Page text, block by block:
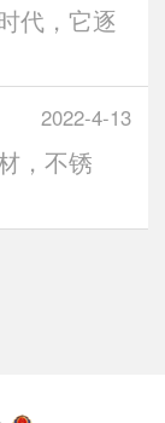
代，它逐
2022-4-13
，不锈